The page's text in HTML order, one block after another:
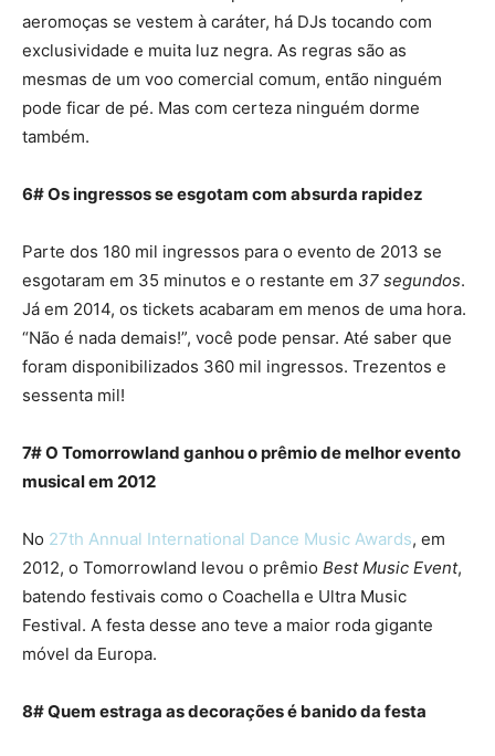
aeromoças se vestem à caráter, há DJs tocando com
exclusividade e muita luz negra. As regras são as
mesmas de um voo comercial comum, então ninguém
pode ficar de pé. Mas com certeza ninguém dorme
também.
6# Os ingressos se esgotam com absurda rapidez
Parte dos 180 mil ingressos para o evento de 2013 se
esgotaram em 35 minutos e o restante em 37 segundos.
Já em 2014, os tickets acabaram em menos de uma hora.
“Não é nada demais!”, você pode pensar. Até saber que
foram disponibilizados 360 mil ingressos. Trezentos e
sessenta mil!
7# O Tomorrowland ganhou o prêmio de melhor evento
musical em 2012
No 27th Annual International Dance Music Awards, em
2012, o Tomorrowland levou o prêmio Best Music Event,
batendo festivais como o Coachella e Ultra Music
Festival. A festa desse ano teve a maior roda gigante
móvel da Europa.
8# Quem estraga as decorações é banido da festa